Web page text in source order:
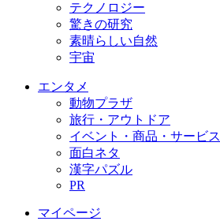
テクノロジー
驚きの研究
素晴らしい自然
宇宙
エンタメ
動物プラザ
旅行・アウトドア
イベント・商品・サービス
面白ネタ
漢字パズル
PR
マイページ